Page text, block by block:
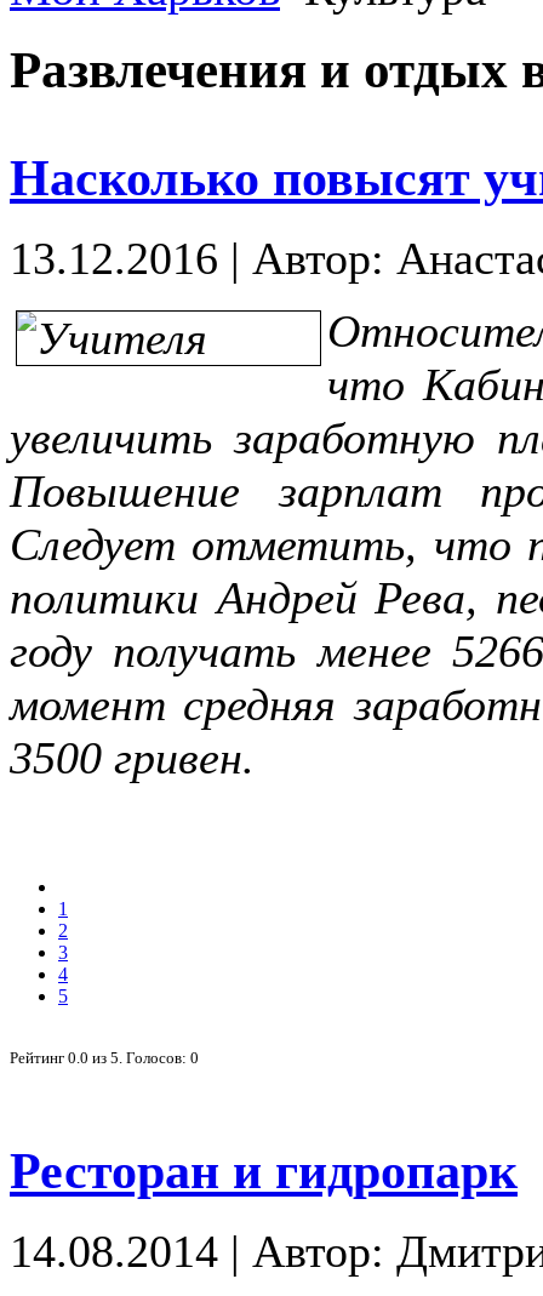
Развлечения и отдых
Насколько повысят
13.12.2016 | Автор:
что
увеличить заработную
Повышение зарплат
Следует отметить, что
политики Андрей Рева,
году получать менее
момент средняя
3500 гривен.
1
2
3
4
5
Рейтинг 0.0 из 5 . Голосов: 0
Ресторан и гидропарк
14.08.2014 | Автор: